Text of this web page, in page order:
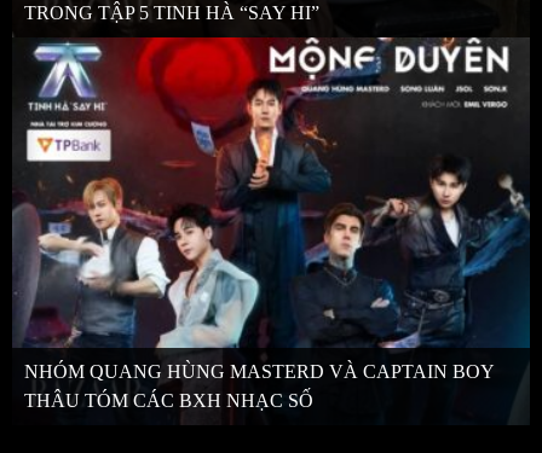
TRONG TẬP 5 TINH HÀ “SAY HI”
NHÓM QUANG HÙNG MASTERD VÀ CAPTAIN BOY
THÂU TÓM CÁC BXH NHẠC SỐ